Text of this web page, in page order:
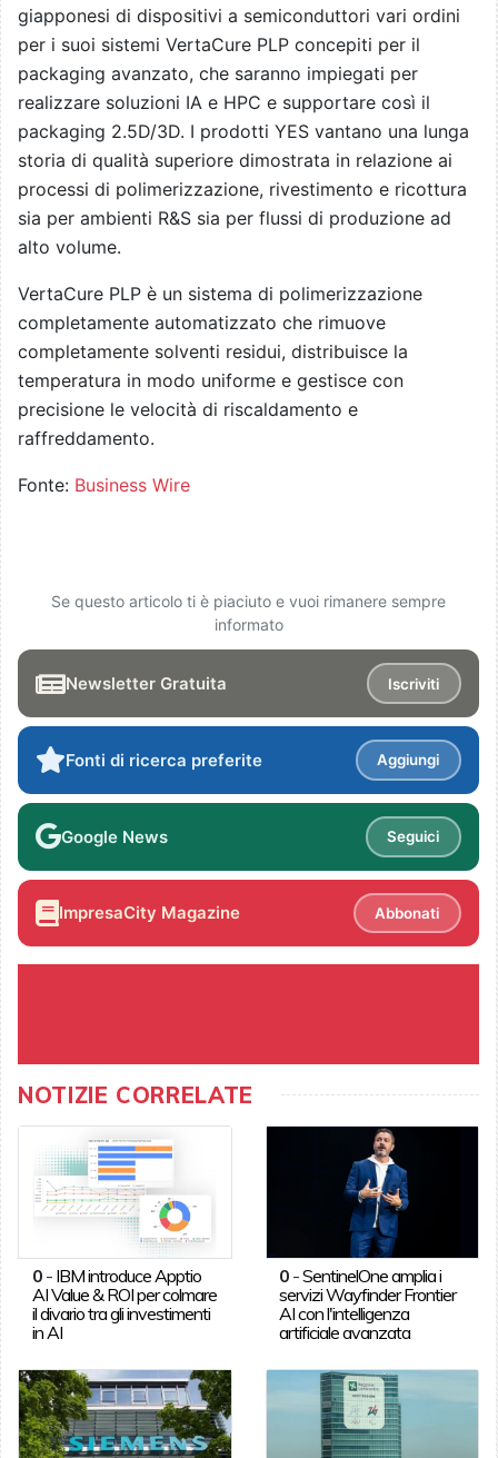
giapponesi di dispositivi a semiconduttori vari ordini
per i suoi sistemi VertaCure PLP concepiti per il
packaging avanzato, che saranno impiegati per
realizzare soluzioni IA e HPC e supportare così il
packaging 2.5D/3D. I prodotti YES vantano una lunga
storia di qualità superiore dimostrata in relazione ai
processi di polimerizzazione, rivestimento e ricottura
sia per ambienti R&S sia per flussi di produzione ad
alto volume.
VertaCure PLP è un sistema di polimerizzazione
completamente automatizzato che rimuove
completamente solventi residui, distribuisce la
temperatura in modo uniforme e gestisce con
precisione le velocità di riscaldamento e
raffreddamento.
Fonte: Business Wire
Se questo articolo ti è piaciuto e vuoi rimanere sempre
informato
Newsletter Gratuita Iscriviti
Fonti di ricerca preferite Aggiungi
Google News Seguici
ImpresaCity Magazine Abbonati
NOTIZIE CORRELATE
0- IBM introduce Apptio
AI Value & ROI per colmare
il divario tra gli investimenti
in AI
0 -SentinelOne amplia i
servizi Wayfinder Frontier
AI con l'intelligenza
artificiale avanzata